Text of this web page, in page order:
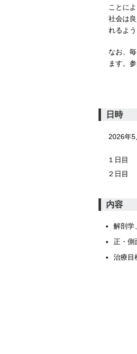
ことに
社会は
れるよう
なお、
ます。
日時
2026年5
１日目
２日目
内容
解剖学
正・側
治療目